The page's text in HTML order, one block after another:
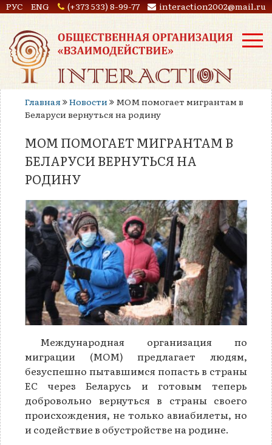
РУС ENG (+373 533) 8-99-77 interaction2002@mail.ru
Главная Новости
МОМ помогает мигрантам в
Беларуси вернуться на родину
МОМ ПОМОГАЕТ МИГРАНТАМ В
БЕЛАРУСИ ВЕРНУТЬСЯ НА
РОДИНУ
Международная организация по
миграции (МОМ) предлагает людям,
безуспешно пытавшимся попасть в страны
ЕС через Беларусь и готовым теперь
добровольно вернуться в страны своего
происхождения, не только авиабилеты, но
и содействие в обустройстве на родине.